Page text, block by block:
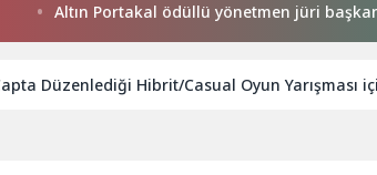
Altın Portakal ödüllü yönetmen jüri başkanı oldu
Düzenlediği Hibrit/Casual Oyun Yarışması